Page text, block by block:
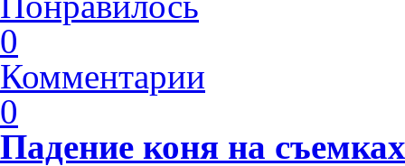
0
Комментарии
0
Падение коня на